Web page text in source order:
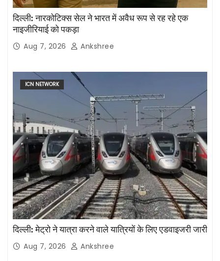
दिल्ली: नारकोटिक्स सेल ने भारत में अवैध रूप से रह रहे एक
नाइजीरियाई को पकड़ा
Aug 7, 2026 Ankshree
ICN NETWORK
दिल्ली: मेट्रो ने यात्रा करने वाले यात्रियों के लिए एडवाइजरी जारी
Aug 7, 2026 Ankshree